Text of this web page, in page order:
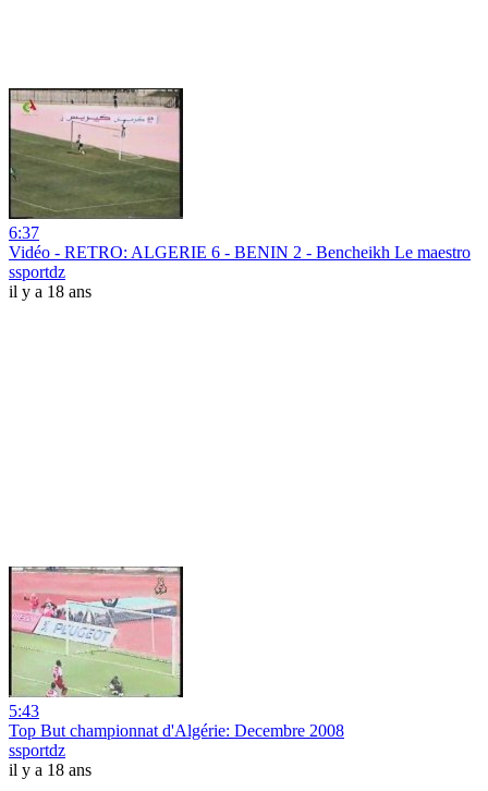
6:37
Vidéo - RETRO: ALGERIE 6 - BENIN 2 - Bencheikh Le maestro
ssportdz
il y a 18 ans
5:43
Top But championnat d'Algérie: Decembre 2008
ssportdz
il y a 18 ans